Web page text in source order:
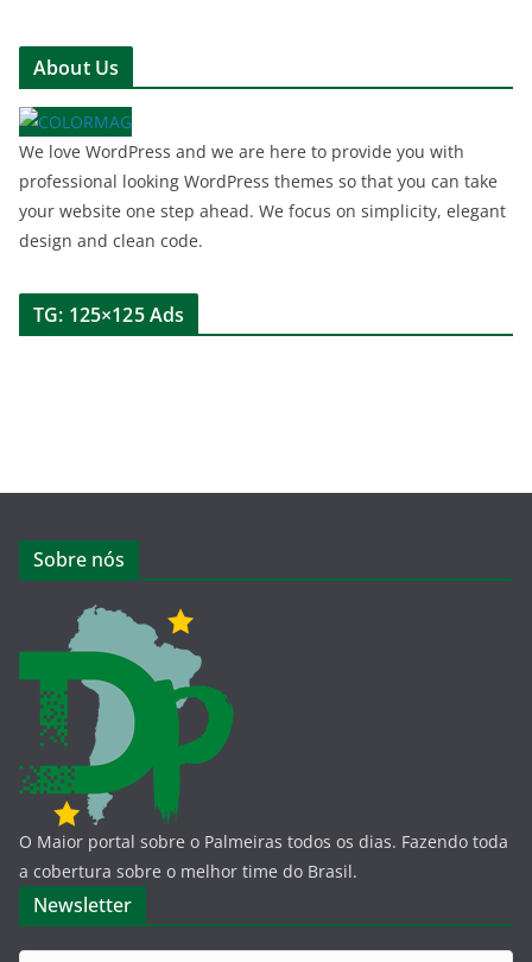
About Us
We love WordPress and we are here to provide you with
professional looking WordPress themes so that you can take
your website one step ahead. We focus on simplicity, elegant
design and clean code.
TG: 125×125 Ads
Sobre nós
O Maior portal sobre o Palmeiras todos os dias. Fazendo toda
a cobertura sobre o melhor time do Brasil.
Newsletter